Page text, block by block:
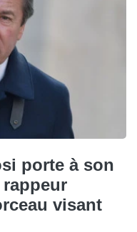
porte à son
visant